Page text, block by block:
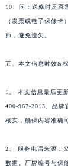
10、问：送修时是否
（发票或电子保修
师，避免遗失。
五、本文信息时效&
1、 本文信息最后更
400-967-2013、品牌
核实，确保内容准确
2、 服务电话来源：
数据。厂牌编号与保